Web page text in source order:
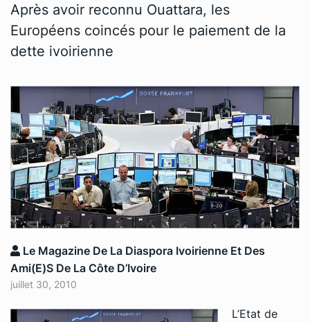
Après avoir reconnu Ouattara, les
Européens coincés pour le paiement de la
dette ivoirienne
Le Magazine De La Diaspora Ivoirienne Et Des
Ami(e)s De La Côte D’Ivoire
juillet 30, 2010
L’Etat de